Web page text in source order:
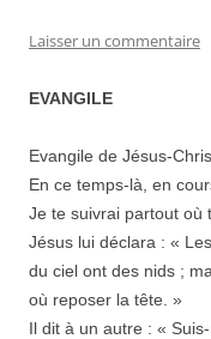
Laisser un commentaire
EVANGILE
Evangile de Jésus-
En ce temps-là, en
Je te suivrai partout où
Jésus lui déclara : «
du ciel ont des nids ;
où reposer la tête. »
Il dit à un autre : «